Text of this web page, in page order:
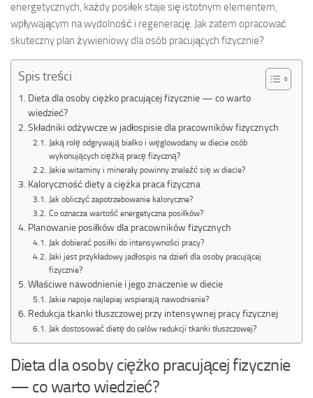
energetycznych, każdy posiłek staje się istotnym elementem,
wpływającym na wydolność i regenerację. Jak zatem opracować
skuteczny plan żywieniowy dla osób pracujących fizycznie?
Spis treści
Dieta dla osoby ciężko pracującej fizycznie — co warto
wiedzieć?
Składniki odżywcze w jadłospisie dla pracowników fizycznych
Jaką rolę odgrywają białko i węglowodany w diecie osób
wykonujących ciężką pracę fizyczną?
Jakie witaminy i minerały powinny znaleźć się w diecie?
Kaloryczność diety a ciężka praca fizyczna
Jak obliczyć zapotrzebowanie kaloryczne?
Co oznacza wartość energetyczna posiłków?
Planowanie posiłków dla pracowników fizycznych
Jak dobierać posiłki do intensywności pracy?
Jaki jest przykładowy jadłospis na dzień dla osoby pracującej
fizycznie?
Właściwe nawodnienie i jego znaczenie w diecie
Jakie napoje najlepiej wspierają nawodnienie?
Redukcja tkanki tłuszczowej przy intensywnej pracy fizycznej
Jak dostosować dietę do celów redukcji tkanki tłuszczowej?
Dieta dla osoby ciężko pracującej fizycznie
— co warto wiedzieć?